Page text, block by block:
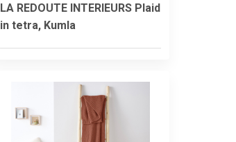
LA REDOUTE INTERIEURS Plaid
in tetra, Kumla